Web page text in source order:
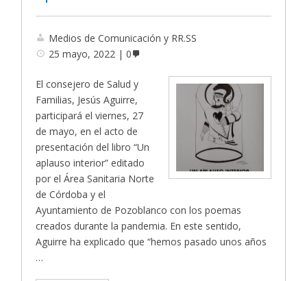
Medios de Comunicación y RR.SS
25 mayo, 2022
0
El consejero de Salud y
Familias, Jesús Aguirre,
participará el viernes, 27
de mayo, en el acto de
presentación del libro “Un
aplauso interior” editado
por el Área Sanitaria Norte
de Córdoba y el
Ayuntamiento de Pozoblanco con los poemas
creados durante la pandemia. En este sentido,
Aguirre ha explicado que “hemos pasado unos años
…